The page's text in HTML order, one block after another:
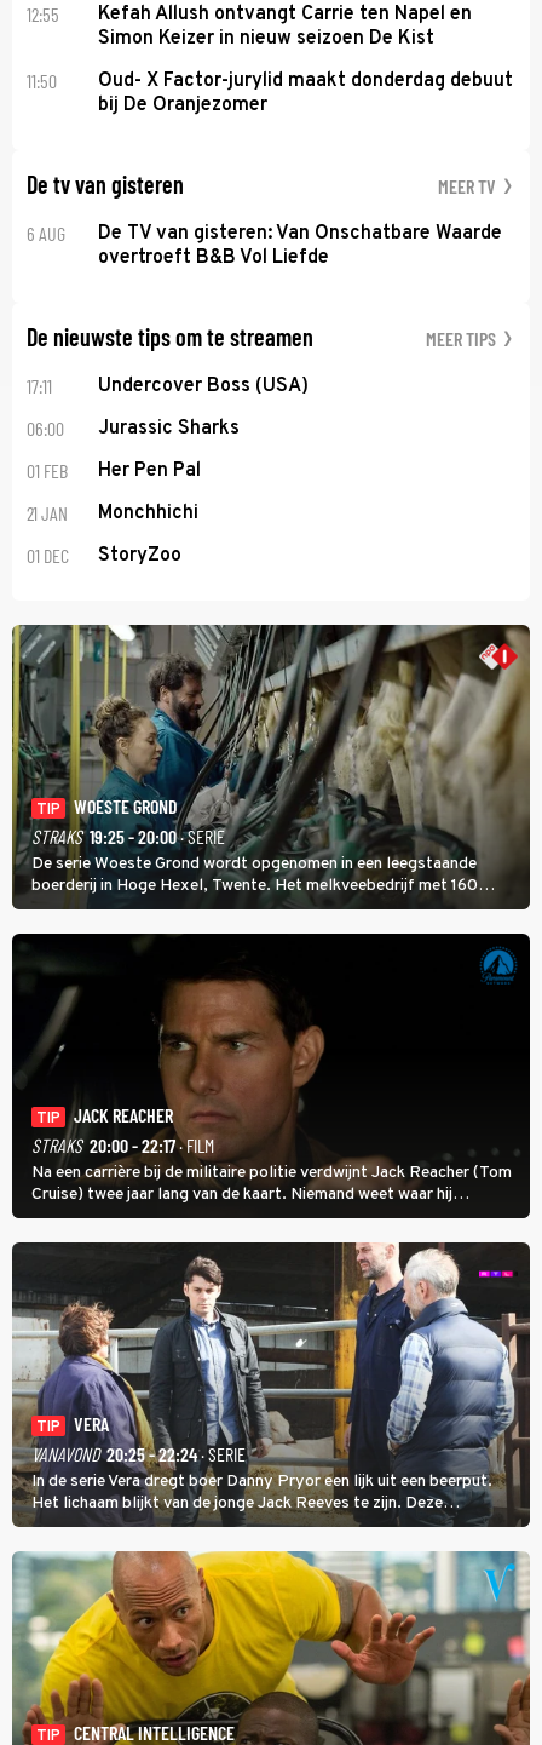
12:55
Kefah Allush ontvangt Carrie ten Napel en
Simon Keizer in nieuw seizoen De Kist
11:50
Oud- X Factor-jurylid maakt donderdag debuut
bij De Oranjezomer
De tv van gisteren MEER TV
6 AUG
De TV van gisteren: Van Onschatbare Waarde
overtroeft B&B Vol Liefde
De nieuwste tips om te streamen MEER TIPS
17:11 Undercover Boss (USA)
06:00 Jurassic Sharks
01 FEB Her Pen Pal
21 JAN Monchhichi
01 DEC StoryZoo
TIP
WOESTE GROND
STRAKS 19:25 - 20:00· SERIE
De serie Woeste Grond wordt opgenomen in een leegstaande
boerderij in Hoge Hexel, Twente. Het melkveebedrijf met 160
koeien moest sluiten, omdat het dicht bij een Natura 2000-gebied
ligt. In de serie heerst er een gevaarlijke veeziekte.
TIP
JACK REACHER
STRAKS 20:00 - 22:17· FILM
Na een carrière bij de militaire politie verdwijnt Jack Reacher (Tom
Cruise) twee jaar lang van de kaart. Niemand weet waar hij
uithangt, totdat moordverdachte James Barr naar hem vraagt.
TIP
VERA
VANAVOND 20:25 - 22:24· SERIE
In de serie Vera dregt boer Danny Pryor een lijk uit een beerput.
Het lichaam blijkt van de jonge Jack Reeves te zijn. Deze
homoseksuele woonwagenbewoner had gebroken met zijn familie
en verliet het kamp met slaande ruzie.
TIP CENTRAL INTELLIGENCE